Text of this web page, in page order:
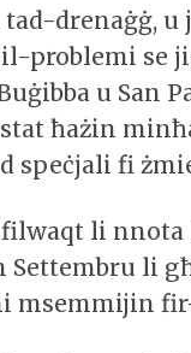
drenaġġ,
problemi se
u San
ħażin
speċjali fi
filwaqt li
li
msemmijin